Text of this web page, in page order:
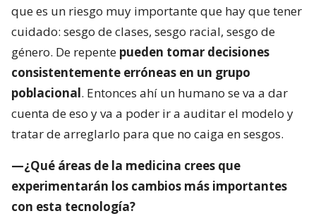
que es un riesgo muy importante que hay que tener
cuidado: sesgo de clases, sesgo racial, sesgo de
género. De repente pueden tomar decisiones
consistentemente erróneas en un grupo
poblacional. Entonces ahí un humano se va a dar
cuenta de eso y va a poder ir a auditar el modelo y
tratar de arreglarlo para que no caiga en sesgos.
—¿Qué áreas de la medicina crees que
experimentarán los cambios más importantes
con esta tecnología?